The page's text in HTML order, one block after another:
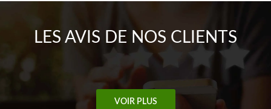
LES AVIS DE NOS CLIENTS
VOIR PLUS